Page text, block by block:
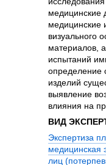
медицинские
медицинские
визуального
материалов,
испытаний
определение
изделий
выявление
влияния на
ВИД
Экспертиза
медицинская
лиц